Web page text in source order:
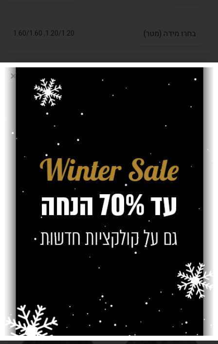
בחרו מידה (מטר) 1.20/1.20
,
1.60/1.60
עובי שטיח
צבעוני, צהוב/חרדל
צרו קשר
מוצרים קשורים